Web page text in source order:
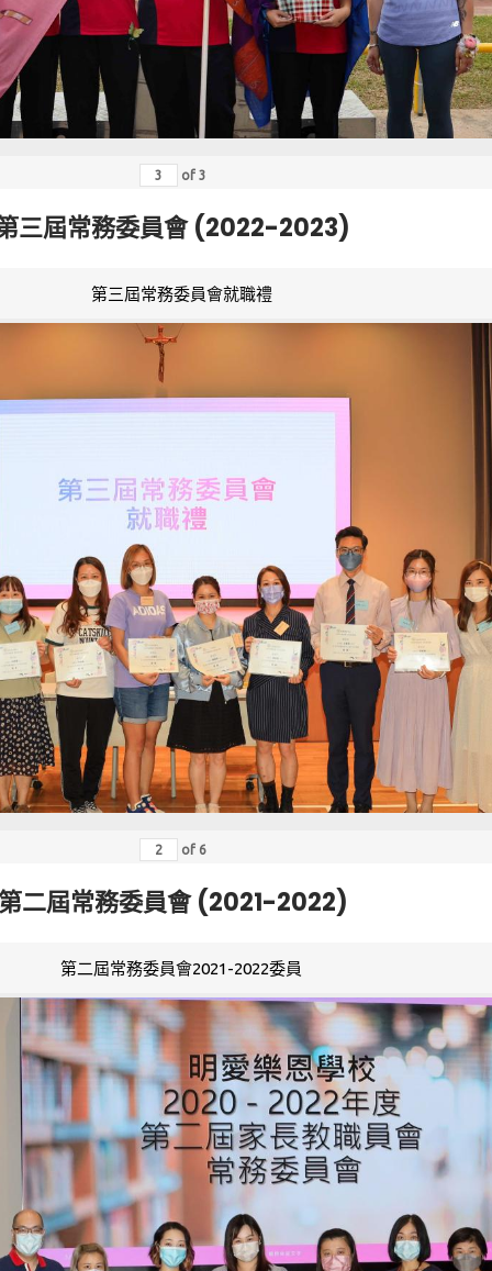
of 3
三屆常務委員會 (2022-2023)
第三屆常務委員會就職禮
of 6
二屆常務委員會 (2021-2022)
第二屆常務委員會2021-2022委員